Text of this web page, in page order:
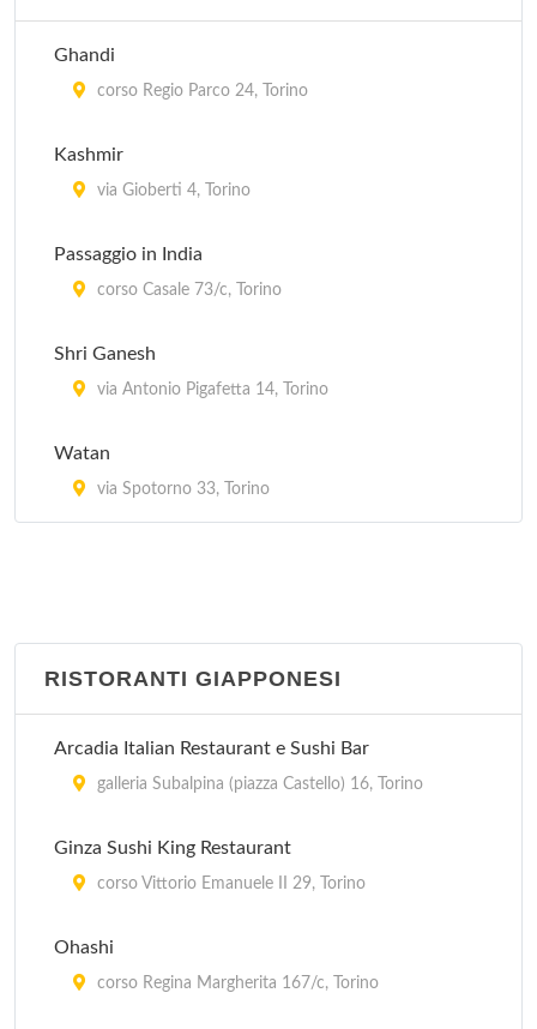
Ghandi
corso Regio Parco 24, Torino
Kashmir
via Gioberti 4, Torino
Passaggio in India
corso Casale 73/c, Torino
Shri Ganesh
via Antonio Pigafetta 14, Torino
Watan
via Spotorno 33, Torino
RISTORANTI GIAPPONESI
Arcadia Italian Restaurant e Sushi Bar
galleria Subalpina (piazza Castello) 16, Torino
Ginza Sushi King Restaurant
corso Vittorio Emanuele II 29, Torino
Ohashi
corso Regina Margherita 167/c, Torino